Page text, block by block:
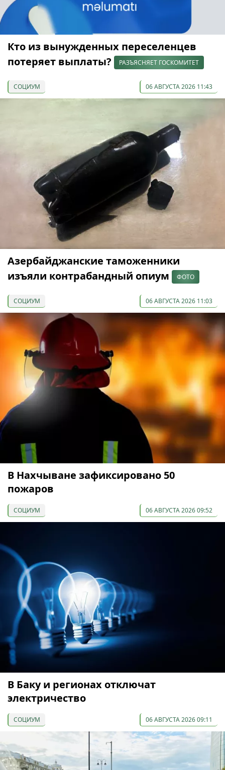
Кто из вынужденных переселенцев
потеряет выплаты?
РАЗЪЯСНЯЕТ ГОСКОМИТЕТ
СОЦИУМ 06 АВГУСТА 2026 11:43
Азербайджанские таможенники
изъяли контрабандный опиум
ФОТО
СОЦИУМ 06 АВГУСТА 2026 11:03
В Нахчыване зафиксировано 50
пожаров
СОЦИУМ 06 АВГУСТА 2026 09:52
В Баку и регионах отключат
электричество
СОЦИУМ 06 АВГУСТА 2026 09:11